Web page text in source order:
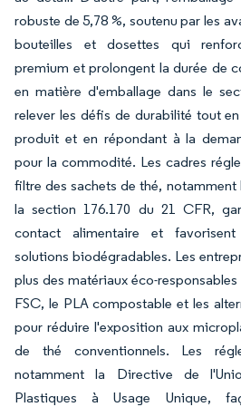
robuste de 5,78 %, soutenu par les
bouteilles et dosettes qui
premium et prolongent la durée de
en matière d'emballage dans le
relever les défis de durabilité tout
produit et en répondant à la
pour la commodité. Les cadres
filtre des sachets de thé,
la section 176.170 du 21 CFR,
contact alimentaire et
solutions biodégradables. Les
plus des matériaux éco-
FSC, le PLA compostable et les
pour réduire l'exposition aux
de thé conventionnels. Les
notamment la Directive de
Plastiques à Usage Unique,